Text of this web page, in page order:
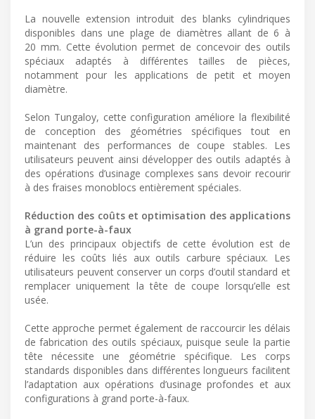
La nouvelle extension introduit des blanks cylindriques
disponibles dans une plage de diamètres allant de 6 à
20 mm. Cette évolution permet de concevoir des outils
spéciaux adaptés à différentes tailles de pièces,
notamment pour les applications de petit et moyen
diamètre.
Selon Tungaloy, cette configuration améliore la flexibilité
de conception des géométries spécifiques tout en
maintenant des performances de coupe stables. Les
utilisateurs peuvent ainsi développer des outils adaptés à
des opérations d’usinage complexes sans devoir recourir
à des fraises monoblocs entièrement spéciales.
Réduction des coûts et optimisation des applications
à grand porte-à-faux
L’un des principaux objectifs de cette évolution est de
réduire les coûts liés aux outils carbure spéciaux. Les
utilisateurs peuvent conserver un corps d’outil standard et
remplacer uniquement la tête de coupe lorsqu’elle est
usée.
Cette approche permet également de raccourcir les délais
de fabrication des outils spéciaux, puisque seule la partie
tête nécessite une géométrie spécifique. Les corps
standards disponibles dans différentes longueurs facilitent
l’adaptation aux opérations d’usinage profondes et aux
configurations à grand porte-à-faux.